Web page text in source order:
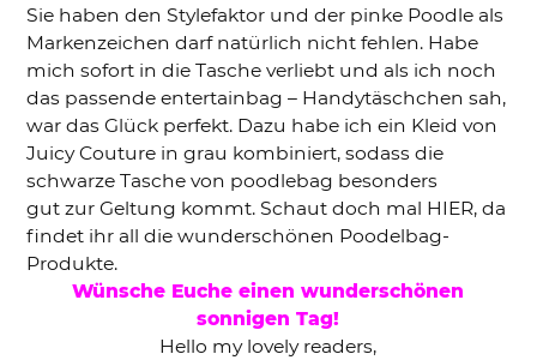
Sie haben den Stylefaktor und der pinke Poodle als
Markenzeichen darf natürlich nicht fehlen. Habe
mich sofort in die Tasche verliebt und als ich noch
das passende entertainbag – Handytäschchen sah,
war das Glück perfekt. Dazu habe ich ein Kleid von
Juicy Couture in grau kombiniert, sodass die
schwarze Tasche von poodlebag besonders
gut zur Geltung kommt. Schaut doch mal HIER, da
findet ihr all die wunderschönen Poodelbag-
Produkte.
Wünsche Euche einen wunderschönen
sonnigen Tag!
Hello my lovely readers,